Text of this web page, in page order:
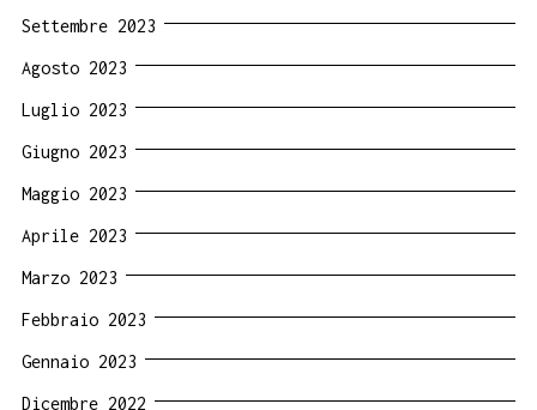
Settembre 2023
Agosto 2023
Luglio 2023
Giugno 2023
Maggio 2023
Aprile 2023
Marzo 2023
Febbraio 2023
Gennaio 2023
Dicembre 2022